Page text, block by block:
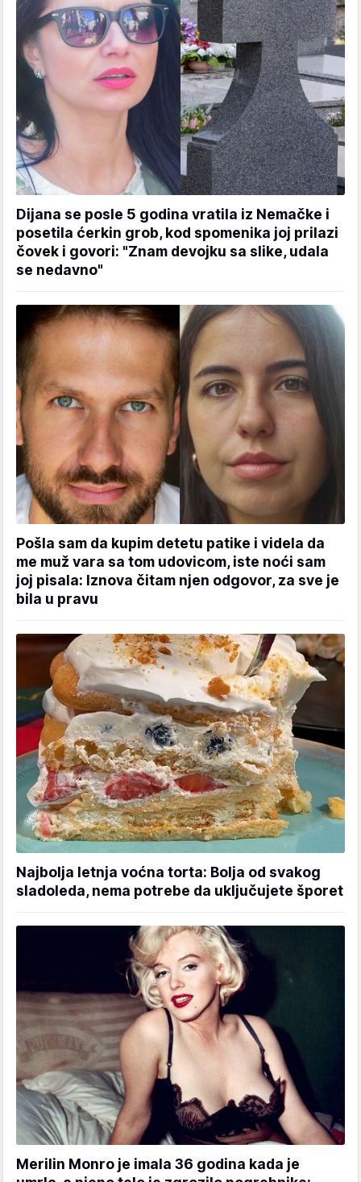
Dijana se posle 5 godina vratila iz Nemačke i
posetila ćerkin grob, kod spomenika joj prilazi
čovek i govori: "Znam devojku sa slike, udala
se nedavno"
Pošla sam da kupim detetu patike i videla da
me muž vara sa tom udovicom, iste noći sam
joj pisala: Iznova čitam njen odgovor, za sve je
bila u pravu
Najbolja letnja voćna torta: Bolja od svakog
sladoleda, nema potrebe da uključujete šporet
Merilin Monro je imala 36 godina kada je